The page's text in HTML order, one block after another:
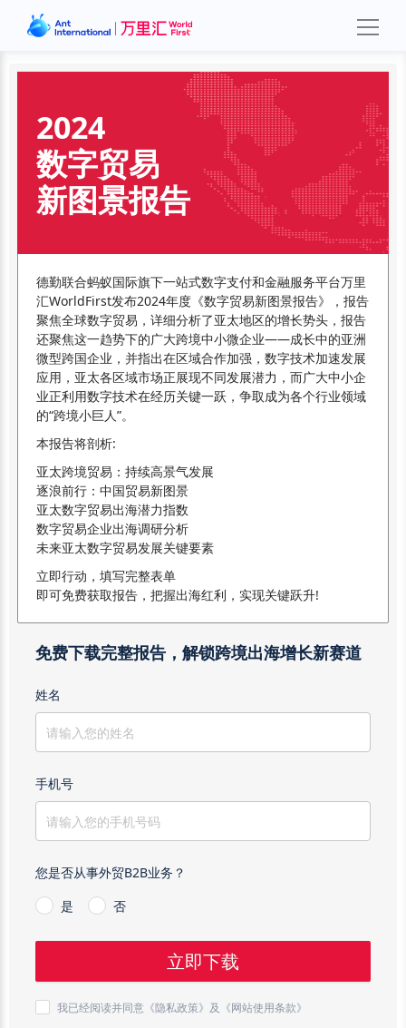
2024
数字贸易
新图景报告
德勤联合蚂蚁国际旗下一站式数字支付和金融服务平台万里
汇WorldFirst发布2024年度《数字贸易新图景报告》，报告
聚焦全球数字贸易，详细分析了亚太地区的增长势头，报告
还聚焦这一趋势下的广大跨境中小微企业——成长中的亚洲
微型跨国企业，并指出在区域合作加强，数字技术加速发展
应用，亚太各区域市场正展现不同发展潜力，而广大中小企
业正利用数字技术在经历关键一跃，争取成为各个行业领域
的“跨境小巨人”。
本报告将剖析:
亚太跨境贸易：持续高景气发展
逐浪前行：中国贸易新图景
亚太数字贸易出海潜力指数
数字贸易企业出海调研分析
未来亚太数字贸易发展关键要素
立即行动，填写完整表单
即可免费获取报告，把握出海红利，实现关键跃升!
免费下载完整报告，解锁跨境出海增长新赛道
姓名
手机号
您是否从事外贸B2B业务？
是
否
立即下载
我已经阅读并同意 《隐私政策》 及 《网站使用条款》